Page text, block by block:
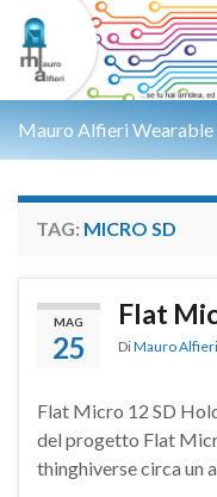
Mauro Alfieri
TAG: MICRO SD
MAG
25
Flat
DiMauro Alfieri
Flat Micro 12 SD
del progetto Flat
thinghiverse circa un